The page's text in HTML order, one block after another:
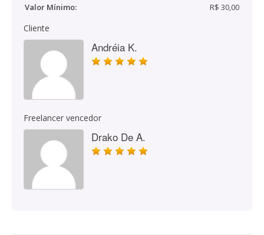
Valor Mínimo:
R$ 30,00
Cliente
Andréia K.
Freelancer vencedor
Drako De A.